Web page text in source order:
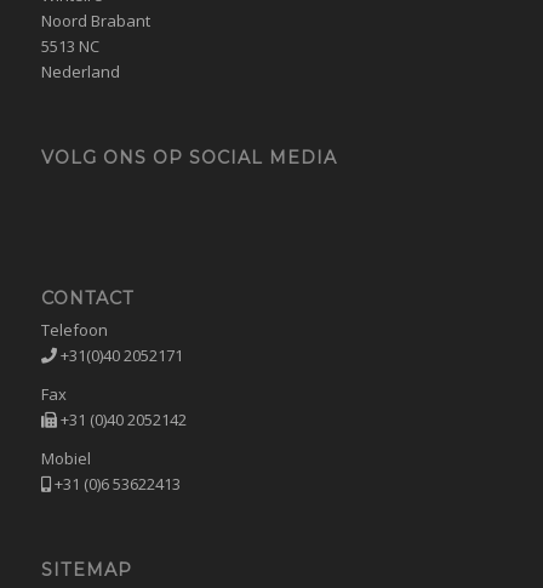
Noord Brabant
5513 NC
Nederland
VOLG ONS OP SOCIAL MEDIA
CONTACT
Telefoon
+31(0)40 2052171
Fax
+31 (0)40 2052142
Mobiel
+31 (0)6 53622413
SITEMAP